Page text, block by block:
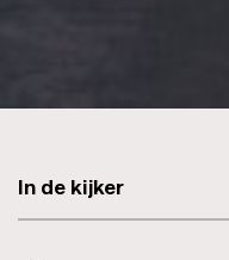
In de kijker